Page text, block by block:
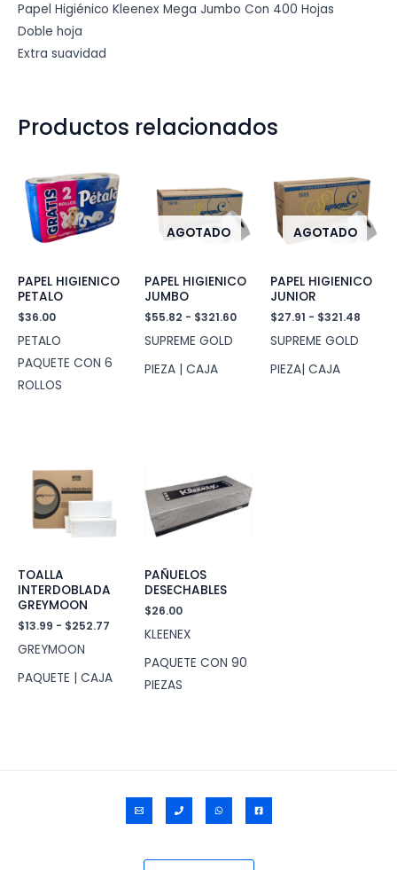
Papel Higiénico Kleenex Mega Jumbo Con 400 Hojas
Doble hoja
Extra suavidad
Productos relacionados
PAPEL HIGIENICO
PETALO
$36.00
PETALO
PAQUETE CON 6
ROLLOS
AGOTADO
PAPEL HIGIENICO
JUMBO
$55.82 - $321.60Rango
precios:
$55.82
SUPREME GOLD
PIEZA | CAJA
AGOTADO
PAPEL HIGIENICO
JUNIOR
$27.91 - $321.48
SUPREME GOLD
PIEZA| CAJA
TOALLA
INTERDOBLADA
GREYMOON
$13.99 - $252.77
desde
$13.99
GREYMOON
PAQUETE | CAJA
PAÑUELOS
DESECHABLES
$26.00
KLEENEX
PAQUETE CON 90
PIEZAS